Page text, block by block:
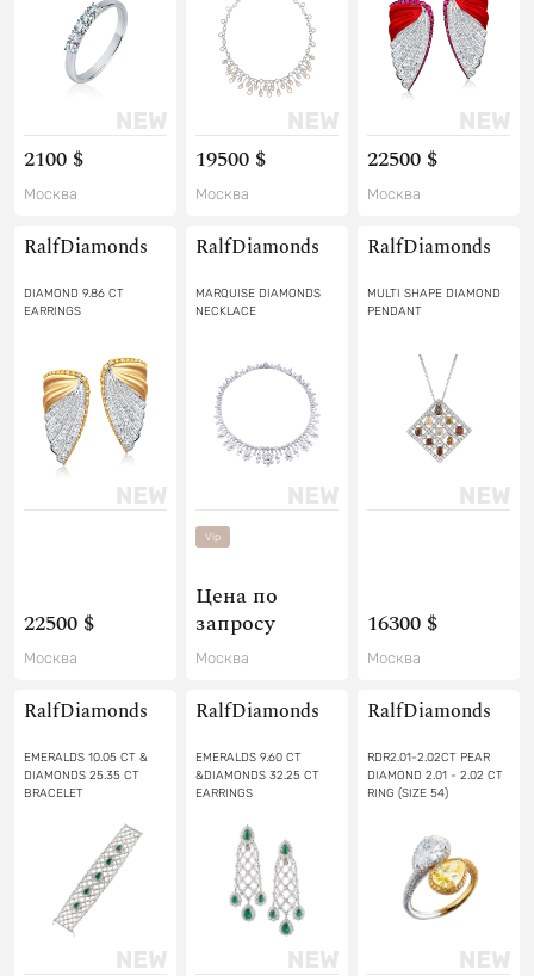
2100 $
Москва
19500 $
Москва
22500 $
Москва
RalfDiamonds
DIAMOND 9.86 CT
EARRINGS
22500 $
Москва
RalfDiamonds
MARQUISE DIAMONDS
NECKLACE
Vip
Цена по
запросу
Москва
RalfDiamonds
MULTI SHAPE DIAMOND
PENDANT
16300 $
Москва
RalfDiamonds
EMERALDS 10.05 CT &
DIAMONDS 25.35 CT
BRACELET
RalfDiamonds
EMERALDS 9.60 CT
&DIAMONDS 32.25 CT
EARRINGS
RalfDiamonds
RDR2.01-2.02CT PEAR
DIAMOND 2.01 - 2.02 CT
RING (SIZE 54)